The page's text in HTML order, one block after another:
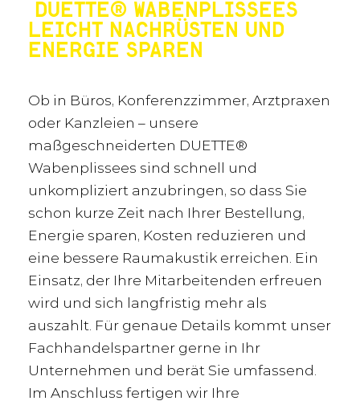
DUETTE® WABENPLISSEES
LEICHT NACHRÜSTEN UND
ENERGIE SPAREN
Ob in Büros, Konferenzzimmer, Arztpraxen
oder Kanzleien – unsere
maßgeschneiderten DUETTE®
Wabenplissees sind schnell und
unkompliziert anzubringen, so dass Sie
schon kurze Zeit nach Ihrer Bestellung,
Energie sparen, Kosten reduzieren und
eine bessere Raumakustik erreichen. Ein
Einsatz, der Ihre Mitarbeitenden erfreuen
wird und sich langfristig mehr als
auszahlt. Für genaue Details kommt unser
Fachhandelspartner gerne in Ihr
Unternehmen und berät Sie umfassend.
Im Anschluss fertigen wir Ihre